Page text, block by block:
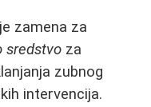
zamena za
sredstvo za
zubnog
intervencija.